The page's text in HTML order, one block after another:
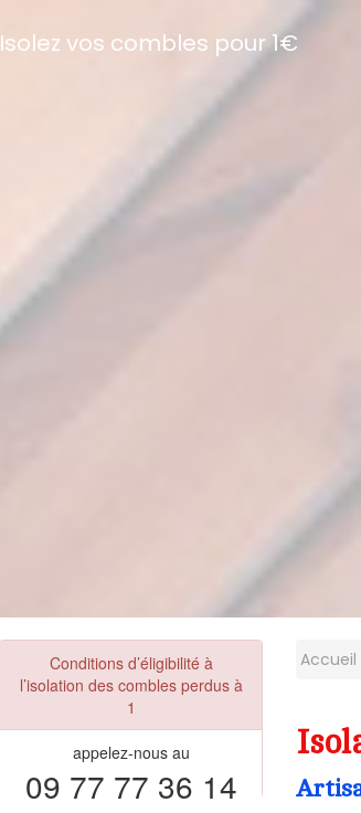
Isolez vos combles pour 1€
Conditions d’éligibilité à
l’isolation des combles perdus à
1
appelez-nous au
09 77 77 36 14
Accueil